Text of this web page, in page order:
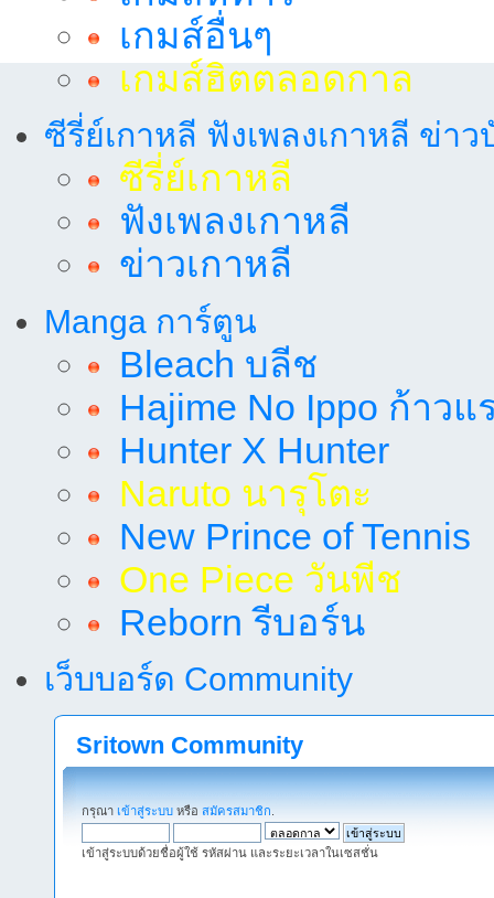
เกมส์อื่นๆ
เกมส์ฮิตตลอดกาล
ซีรี่ย์เกาหลี ฟังเพลงเกาหลี ข่าว
ซีรี่ย์เกาหลี
ฟังเพลงเกาหลี
ข่าวเกาหลี
Manga การ์ตูน
Bleach บลีช
Hajime No Ippo ก้าวแ
Hunter X Hunter
Naruto นารุโตะ
New Prince of Tennis
One Piece วันพีช
Reborn รีบอร์น
เว็บบอร์ด Community
Sritown Community
กรุณา เข้าสู่ระบบ หรือ สมัครสมาชิก
เข้าสู่ระบบด้วยชื่อผู้ใช้ รหัสผ่าน และระยะเวลาในเซสชั่น